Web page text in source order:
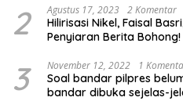
2 Agustus 17, 2023 2 Komentar
Hilirisasi Nikel, Faisal
Penyiaran Berita Bohong!
3 November 12, 2022 1
Soal bandar pilpres
bandar dibuka sejelas-